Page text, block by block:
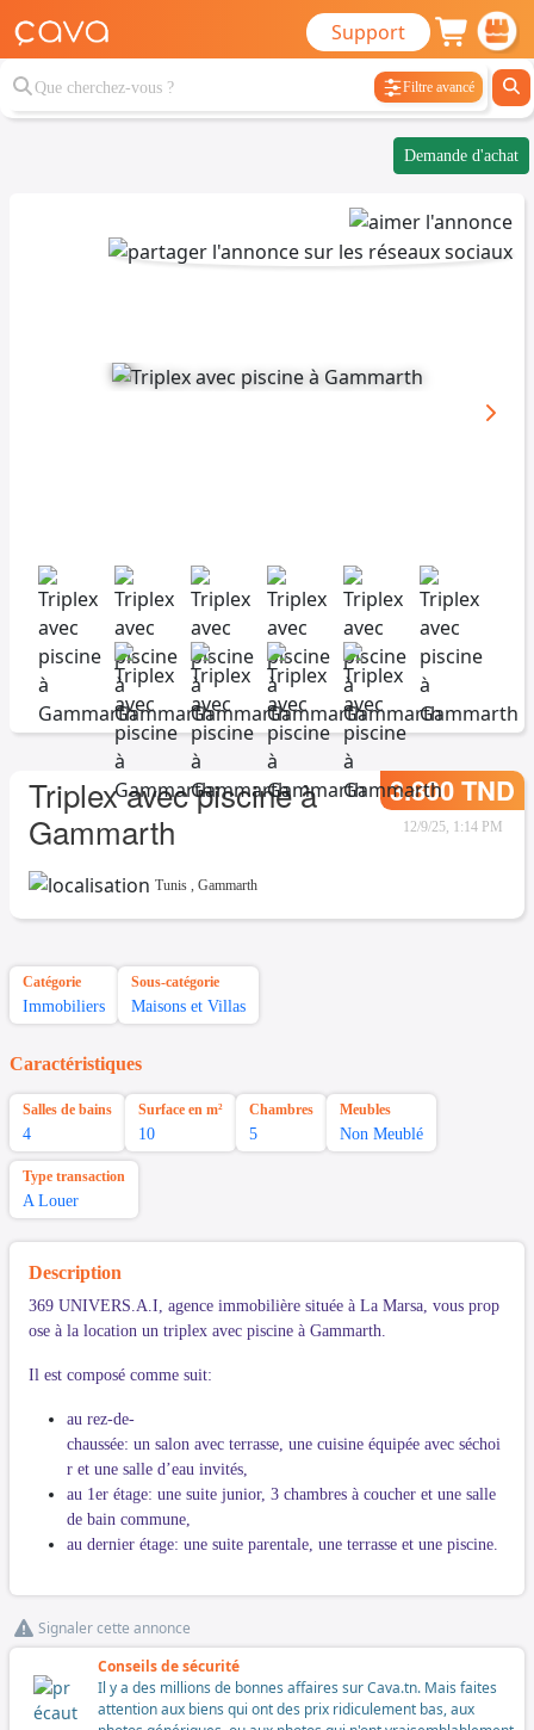
Support
Filtre avancé
Demande d'achat
Triplex avec piscine à
Gammarth
3.800 TND
12/9/25, 1:14 PM
Tunis , Gammarth
Catégorie
Immobiliers
Sous-catégorie
Maisons et Villas
Caractéristiques
Salles de bains
4
Surface en m²
10
Chambres
5
Meubles
Non Meublé
Type transaction
A Louer
Description
369 UNIVERS.A.I, agence immobilière située à La Marsa, vous prop
ose à la location un triplex avec piscine à Gammarth.
Il est composé comme suit:
au rez-de-
chaussée: un salon avec terrasse, une cuisine équipée avec séchoi
r et une salle d’eau invités,
au 1er étage: une suite junior, 3 chambres à coucher et une salle
de bain commune,
au dernier étage: une suite parentale, une terrasse et une piscine.
Signaler cette annonce
Conseils de sécurité
Il y a des millions de bonnes affaires sur Cava.tn. Mais faites
attention aux biens qui ont des prix ridiculement bas, aux